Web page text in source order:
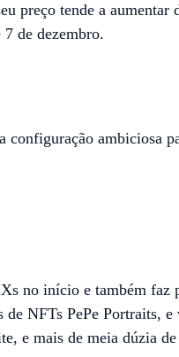
preço tende a
de dezembro.
ambiciosa
no início e também faz
NFTs PePe Portraits,
e mais de meia dúzia